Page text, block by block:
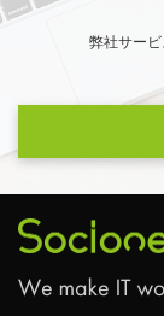
弊社サービ